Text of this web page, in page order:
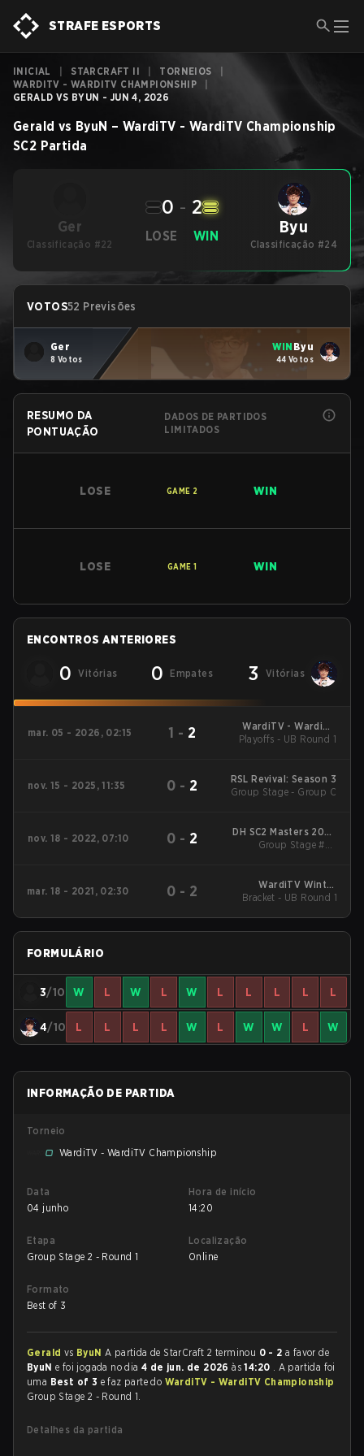
STRAFE ESPORTS
INICIAL STARCRAFT II TORNEIOS
WARDITV - WARDITV CHAMPIONSHIP
GERALD VS BYUN - JUN 4, 2026
Gerald vs ByuN – WardiTV - WardiTV Championship
SC2 Partida
Ger
Classificação #22
LOSE
0 - 2
WIN Byu
Classificação #24
VOTOS52 Previsões
Ger
8 Votos
WIN Byu
44 Votos
RESUMO DA
PONTUAÇÃO
DADOS DE PARTIDOS
LIMITADOS
LOSE GAME 2 WIN
LOSE GAME 1 WIN
ENCONTROS ANTERIORES
0 Vitórias 0 Empates 3 Vitórias
mar. 05 - 2026, 02:15 1 - 2
WardiTV - WardiTV
Championship
Playoffs - UB Round 1
nov. 15 - 2025, 11:35 0 - 2
RSL Revival: Season 3
Group Stage - Group C
nov. 18 - 2022, 07:10 0 - 2
DH SC2 Masters 2022
Atlanta Main Event
Group Stage #2 -
mar. 18 - 2021, 02:30 0 - 2
WardiTV Winter
Championship 2021
Bracket - UB Round 1
FORMULÁRIO
3/10 W L W L W L L L L L
4/10 L L L L W L W W L W
INFORMAÇÃO DE PARTIDA
Torneio
WardiTV - WardiTV Championship
Data
04 junho
Hora de início
14:20
Etapa
Group Stage 2 - Round 1
Localização
Online
Formato
Best of 3
Gerald vs ByuNA partida de StarCraft 2 terminou 0 - 2 a favor de
ByuN e foi jogada no dia 4 de jun. de 2026às14:20 . A partida foi
uma Best of 3 e faz parte do WardiTV - WardiTV Championship
Group Stage 2 - Round 1.
Detalhes da partida